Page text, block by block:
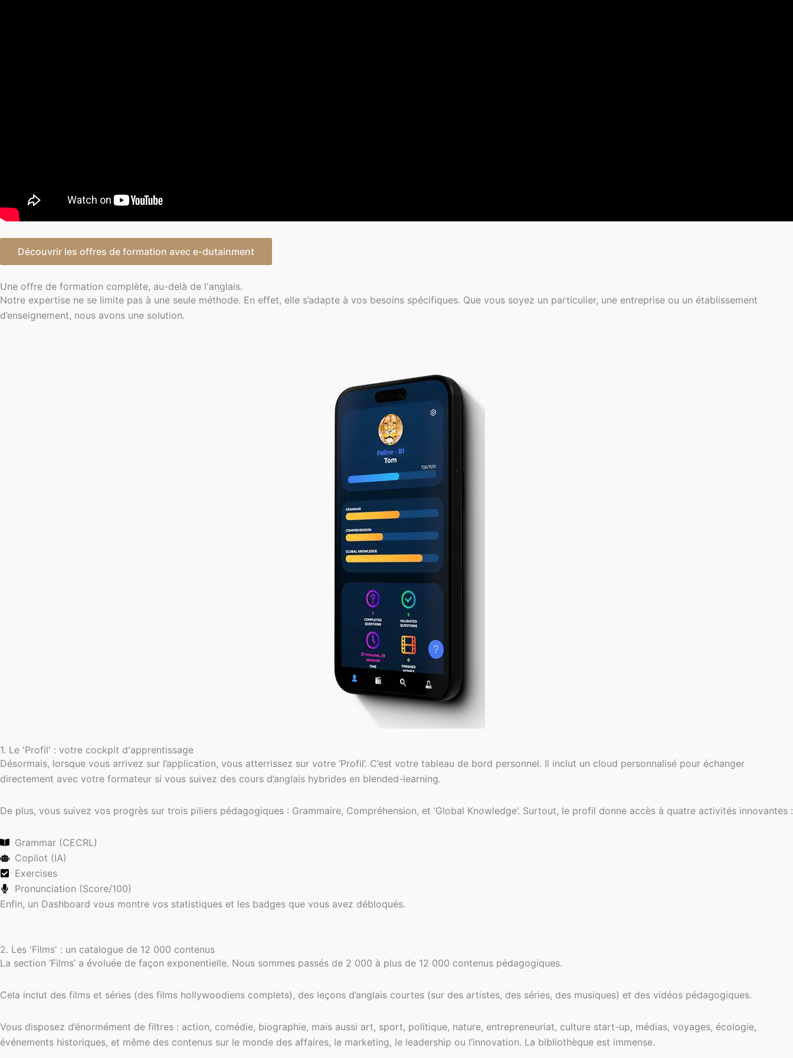
Découvrir les offres de formation avec e-dutainment
Une offre de formation complète, au-delà de l'anglais.
Notre expertise ne se limite pas à une seule méthode. En effet, elle s’adapte à vos besoins spécifiques. Que vous soyez un particulier, une entreprise ou un établissement
d’enseignement, nous avons une solution.
1. Le 'Profil' : votre cockpit d'apprentissage
Désormais, lorsque vous arrivez sur l’application, vous atterrissez sur votre ‘Profil’. C’est votre tableau de bord personnel. Il inclut un cloud personnalisé pour échanger
directement avec votre formateur si vous suivez des cours d’anglais hybrides en blended-learning.
De plus, vous suivez vos progrès sur trois piliers pédagogiques : Grammaire, Compréhension, et ‘Global Knowledge’. Surtout, le profil donne accès à quatre activités innovantes :
Grammar (CECRL)
Copilot (IA)
Exercises
Pronunciation (Score/100)
Enfin, un Dashboard vous montre vos statistiques et les badges que vous avez débloqués.
2. Les 'Films' : un catalogue de 12 000 contenus
La section ‘Films’ a évoluée de façon exponentielle. Nous sommes passés de 2 000 à plus de 12 000 contenus pédagogiques.
Cela inclut des films et séries (des films hollywoodiens complets), des leçons d’anglais courtes (sur des artistes, des séries, des musiques) et des vidéos pédagogiques.
Vous disposez d’énormément de filtres : action, comédie, biographie, mais aussi art, sport, politique, nature, entrepreneuriat, culture start-up, médias, voyages, écologie,
événements historiques, et même des contenus sur le monde des affaires, le marketing, le leadership ou l’innovation. La bibliothèque est immense.